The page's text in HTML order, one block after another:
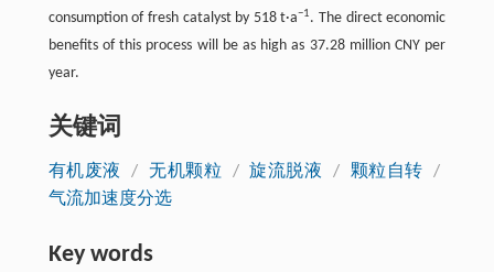
consumption of fresh catalyst by 518 t·a−1. The direct economic
benefits of this process will be as high as 37.28 million CNY per
year.
关键词
有机废液 / 无机颗粒 / 旋流脱液 / 颗粒自转
/
气流加速度分选
Key words